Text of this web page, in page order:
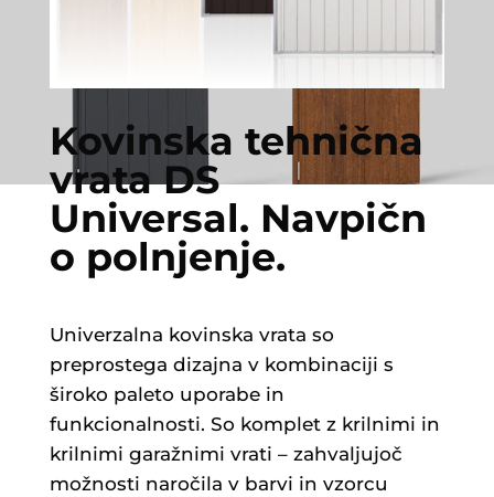
Kovinska tehnična
vrata DS
Universal. Navpičn
o polnjenje.
Univerzalna kovinska vrata so
preprostega dizajna v kombinaciji s
široko paleto uporabe in
funkcionalnosti. So komplet z krilnimi in
krilnimi garažnimi vrati – zahvaljujoč
možnosti naročila v barvi in ​​vzorcu